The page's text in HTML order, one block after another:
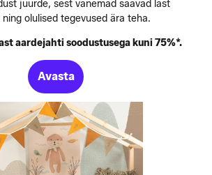
juurde, sest vanemad saavad last
olulised tegevused ära teha.
aardejahti soodustusega kuni 75%*.
Avasta